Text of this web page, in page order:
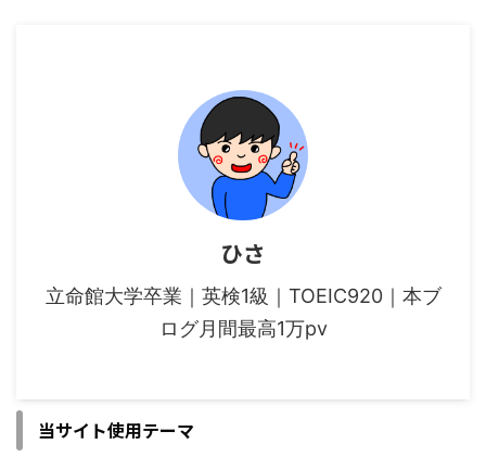
ひさ
立命館大学卒業｜英検1級｜TOEIC920｜本ブ
ログ月間最高1万pv
当サイト使用テーマ